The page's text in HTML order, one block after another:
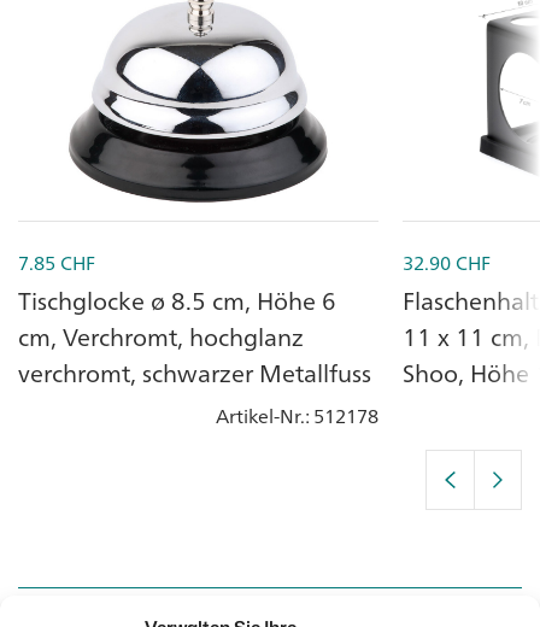
7.85 CHF
Tischglocke ø 8.5 cm, Höhe 6
cm, Verchromt, hochglanz
verchromt, schwarzer Metallfuss
Artikel-Nr.: 512178
32.90CHF
11 x 11 cm,
Shoo,